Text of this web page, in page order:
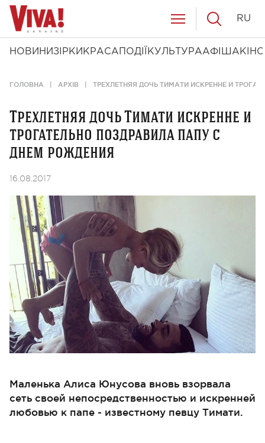
НОВИНИ ЗІРКИ КРАСА ПОДІЇ КУЛЬТУРААФІША КІНО
RU
ГОЛОВНА АРХІВ ТРЕХЛЕТНЯЯ ДОЧЬ ТИМАТИ ИСКРЕННЕ И
Трехлетняя дочь Тимати искренне и
трогательно поздравила папу с
днем рождения
16.08.2017
Маленька Алиса Юнусова вновь взорвала
сеть своей непосредственностью и искренней
любовью к папе - известному певцу Тимати.